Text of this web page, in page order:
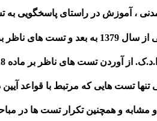
، آموزش در راستای پاسخگویی به
از سال 1394 در نظر گرفته شده است.
تست هایی که مرتبط با قواعد
مشابه و همچنین تکرار تست ها در